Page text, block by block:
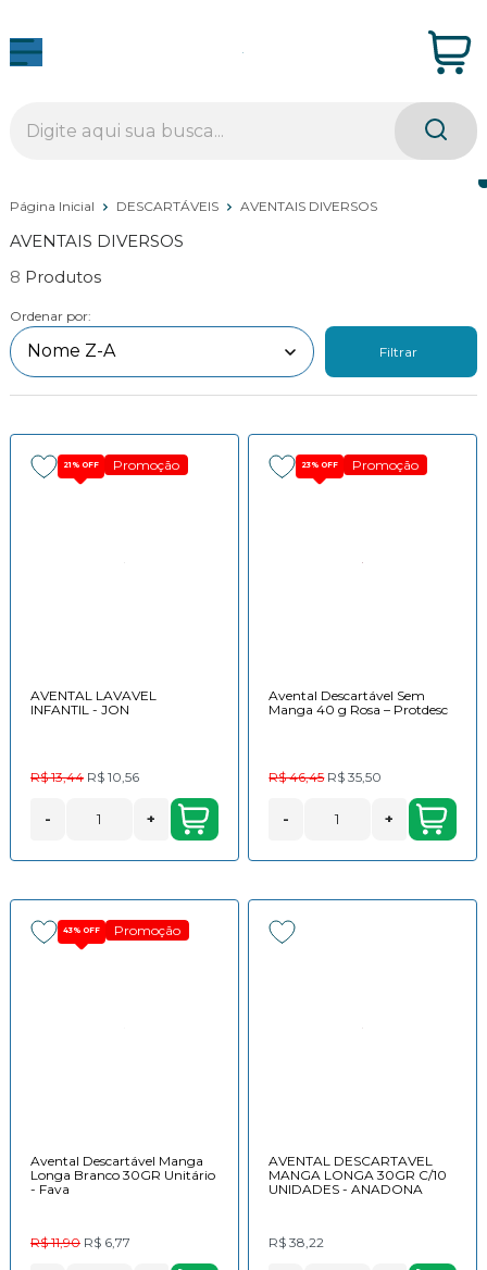
Página Inicial DESCARTÁVEIS AVENTAIS DIVERSOS
AVENTAIS DIVERSOS
8
Ordenar por:
Filtrar
21% OFF Promoção
AVENTAL LAVAVEL
INFANTIL - JON
R$ 13,44 R$ 10,56
- +
23% OFF Promoção
Avental Descartável Sem
Manga 40 g Rosa – Protdesc
R$ 46,45 R$ 35,50
- +
43% OFF Promoção
Avental Descartável Manga
Longa Branco 30GR Unitário
- Fava
R$ 11,90 R$ 6,77
AVENTAL DESCARTAVEL
MANGA LONGA 30GR C/10
UNIDADES - ANADONA
R$ 38,22